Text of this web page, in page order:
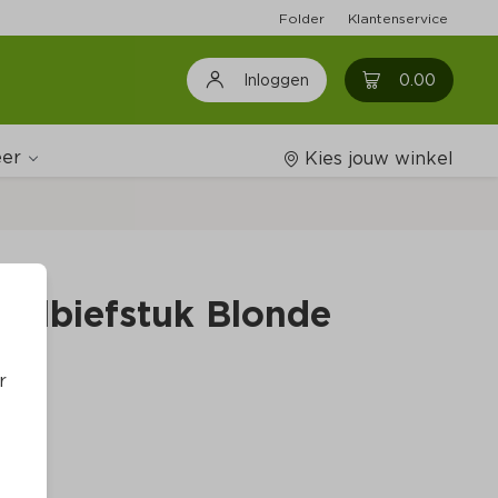
Folder Klantenservice
Inloggen 0.00 0
Wijnshop
Kies jouw winkel
Blonde